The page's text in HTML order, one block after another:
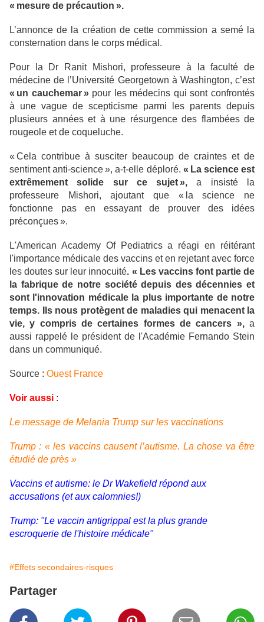
« mesure de précaution ».
L’annonce de la création de cette commission a semé la
consternation dans le corps médical.
Pour la Dr Ranit Mishori, professeure à la faculté de
médecine de l’Université Georgetown à Washington, c’est
« un cauchemar »pour les médecins qui sont confrontés
à une vague de scepticisme parmi les parents depuis
plusieurs années et à une résurgence des flambées de
rougeole et de coqueluche.
« Cela contribue à susciter beaucoup de craintes et de
sentiment anti-science », a-t-elle déploré. « La science est
extrêmement solide sur ce sujet », a insisté la
professeure Mishori, ajoutant que « la science ne
fonctionne pas en essayant de prouver des idées
préconçues ».
L'American Academy Of Pediatrics a réagi en réitérant
l'importance médicale des vaccins et en rejetant avec force
les doutes sur leur innocuité. « Les vaccins font partie de
la fabrique de notre société depuis des décennies et
sont l'innovation médicale la plus importante de notre
temps. Ils nous protègent de maladies qui menacent la
vie, y compris de certaines formes de cancers »,a
aussi rappelé le président de l'Académie Fernando Stein
dans un communiqué.
Source : Ouest France
Voir aussi :
Le message de Melania Trump sur les vaccinations
Trump : « les vaccins causent l’autisme. La chose va être
étudié de près »
Vaccins et autisme: le Dr Wakefield répond aux
accusations (et aux calomnies!)
Trump: "Le vaccin antigrippal est la plus grande
escroquerie de l'histoire médicale"
#Effets secondaires-risques
Partager